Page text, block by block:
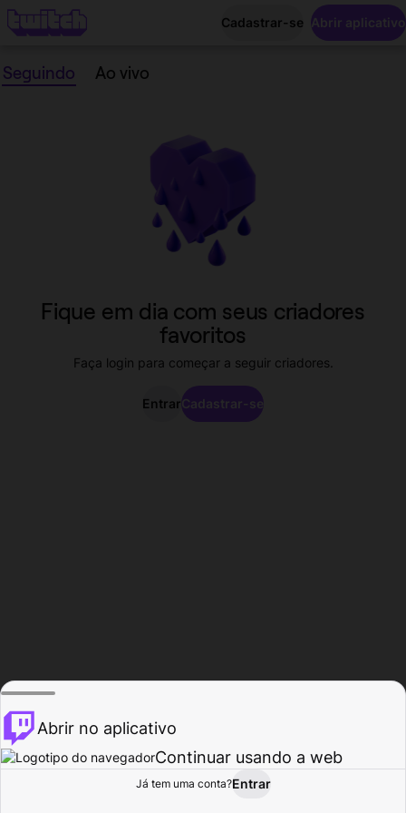
Cadastrar-se Abrir aplicativo
Seguindo Ao vivo
Procurar Atividade
Fique em dia com seus criadores
favoritos
Faça login para começar a seguir criadores.
EntrarCadastrar-se
Abrir no aplicativo
Continuar usando a web
Já tem uma conta?Entrar